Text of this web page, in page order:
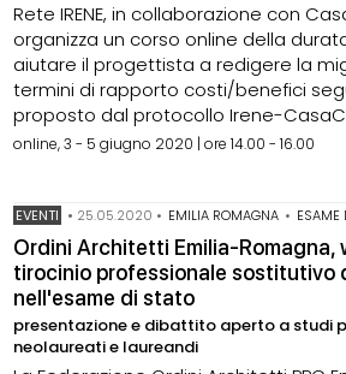
Rete IRENE, in collaborazione con
organizza un corso online della
aiutare il progettista a redigere la
termini di rapporto costi/benefici
proposto dal protocollo Irene-
online, 3 - 5 giugno 2020 | ore 14.00 - 16.00
EVENTI • 25.05.2020 • EMILIA ROMAGNA • ESAME
Ordini Architetti Emilia-Romagna,
tirocinio professionale sostitutivo
nell'esame di stato
presentazione e dibattito aperto a studi
neolaureati e laureandi